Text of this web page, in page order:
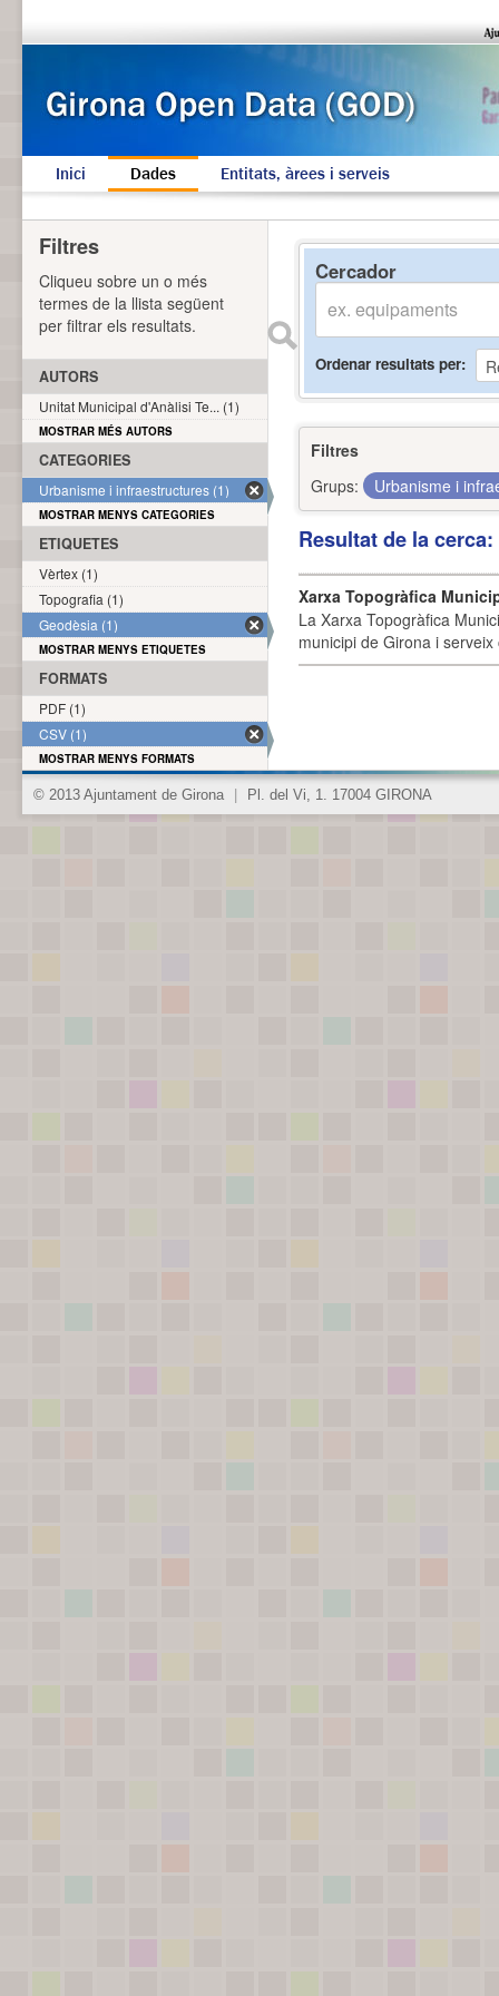
Inici Dades Entitats, àrees i serveis
Cercador
Ordenar resultats per
Filtres
Grups:
Urbanisme i
Resultat de la
Xarxa Topogràfica
La Xarxa Topogràfica
municipi de Girona i
Filtres
Cliqueu sobre un o més
termes de la llista següent
per filtrar els resultats.
AUTORS
Unitat Municipal d'Anàlisi Te... (1)
MOSTRAR MÉS AUTORS
CATEGORIES
Urbanisme i infraestructures (1)
MOSTRAR MENYS CATEGORIES
ETIQUETES
Vèrtex (1)
Topografia (1)
Geodèsia (1)
MOSTRAR MENYS ETIQUETES
FORMATS
PDF (1)
CSV (1)
MOSTRAR MENYS FORMATS
© 2013 Ajuntament de Girona Pl. del Vi, 1. 17004 GIRONA